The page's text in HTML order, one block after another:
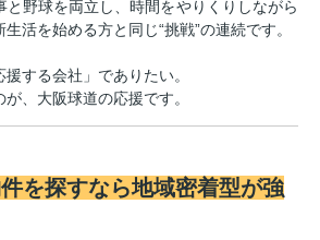
と野球を両立し、時間をやりくりしながら
活を始める方と同じ“挑戦”の連続です。
援する会社」でありたい。
、大阪球道の応援です。
を探すなら地域密着型が強